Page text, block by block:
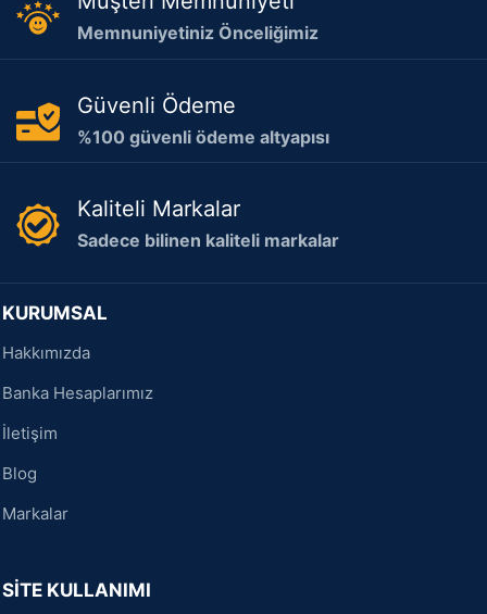
Memnuniyetiniz Önceliğimiz
Güvenli Ödeme
%100 güvenli ödeme altyapısı
Kaliteli Markalar
Sadece bilinen kaliteli markalar
KURUMSAL
Hakkımızda
Banka Hesaplarımız
İletişim
Blog
Markalar
SİTE KULLANIMI